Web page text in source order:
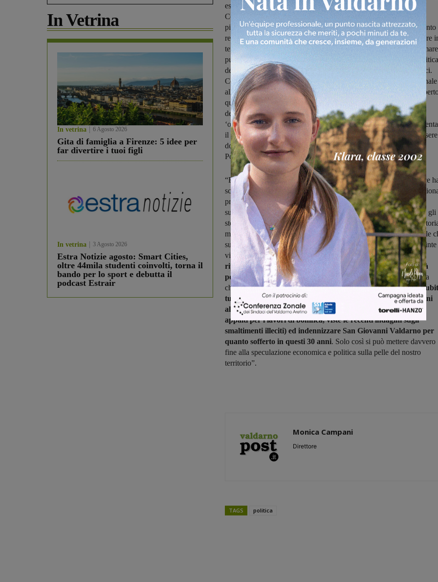
In Vetrina
In vetrina 6 Agosto 2026
Gita di famiglia a Firenze: 5 idee per
far divertire i tuoi figli
In vetrina 3 Agosto 2026
Estra Notizie agosto: Smart Cities,
oltre 44mila studenti coinvolti, torna il
bando per lo sport e debutta il
podcast Estrair
esponenti regionali del PD, con in testa il capogruppo Vincenzo
Ceccarelli, in occasione del consiglio comunale aperto tenutosi in
piazza Masaccio a San Giovanni nel luglio del 2021: ‘il dipartimento
regionale energia ed ambiente è il solo “dominus” che può decidere
tema di discariche e rifiuti’. Questo ebbero la faccia tosta di affermare
pubblicamente, con buona pace di chi, come noi, crede che la politica
determini scelte che ricadono su un territorio e non gli uffici tecnici.
Così come disarmanti furono le dichiarazioni dell’assessore regionale
all’ambiente Monni nei giorni successivi al consiglio comunale
quando, in occasione di una inaugurazione in Valdarno, parlò
dell’eventuale mancato ampliamento di Podere Rota come di una
‘occasione mancata’. Lo stesso Assessore che ancora non ha
il piano regionale dei rifiuti, atteso ormai da anni, che potrebbe
documento con cui davvero scrivere la parola fine sulla piaga di
Podere Rota”.
“Ed il PD locale, con il Sindaco Valentina Vadi in testa, che invece
scientificamente evitato ogni forzatura verso gli organi politici
preferendo prestarsi all’inutile teatrino dell’inchiesta pubblica
sull’ampliamento. Ed in questi giorni dobbiamo anche vedere che gli
stessi politici del PD fanno a gara a salire sul carro di una finta
ma la loro credibilità è forse più adatta a salire sui carri di carnevale
su quelli delle finte vittorie. Purtroppo ormai è tardi anche per le finte
vittorie.Il nostro territorio ha subito gravissime e irreversibili
ripercussioni ambientali ed il PD ne ha la piena responsabilità
politica.
Noi invece rimaniamo sull’unica proposta seria che possa
chiudere almeno con dignità una piaga lunga 30 anni:chiudere
tutto, iniziare la bonifica post mortem (sollecitando le istituzioni
alla massima attenzione alle procedure di assegnazione degli
appalti per i lavori di bonifica, viste le recenti indagini sugli
smaltimenti illeciti) ed indennizzare San Giovanni Valdarno per
quanto sofferto in questi 30 anni. Solo così si può mettere davvero
fine alla speculazione economica e politica sulla pelle del nostro
territorio”.
Monica Campani
Direttore
TAGS politica